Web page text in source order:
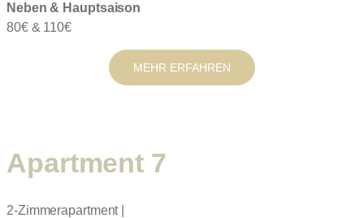
Neben & Hauptsaison
80€ & 110€
MEHR ERFAHREN
Apartment 7
2-Zimmerapartment |